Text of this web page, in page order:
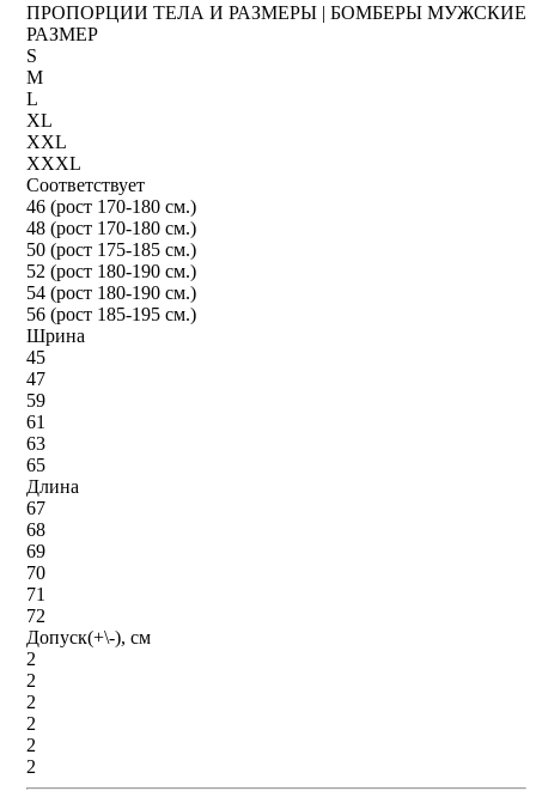
ПРОПОРЦИИ ТЕЛА И РАЗМЕРЫ | БОМБЕРЫ МУЖСКИЕ
РАЗМЕР
S
M
L
XL
XXL
XXXL
Соответствует
46 (рост 170-180 см.)
48 (рост 170-180 см.)
50 (рост 175-185 см.)
52 (рост 180-190 см.)
54 (рост 180-190 см.)
56 (рост 185-195 см.)
Шрина
45
47
59
61
63
65
Длина
67
68
69
70
71
72
Допуск(+\-), см
2
2
2
2
2
2